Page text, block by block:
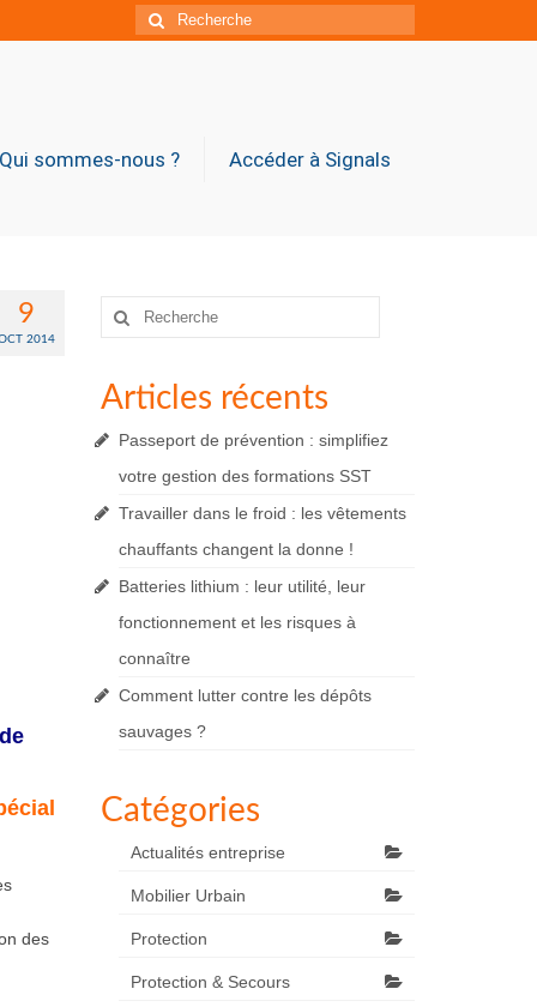
Rechercher
:
Qui sommes-nous ? Accéder à Signals
9
2014
des
Rechercher
Articles récents
Passeport de prévention : simplifiez
votre gestion des formations SST
Travailler dans le froid : les vêtements
chauffants changent la donne !
Batteries lithium : leur utilité, leur
fonctionnement et les risques à
connaître
Comment lutter contre les dépôts
sauvages ?
Catégories
Actualités entreprise
Mobilier Urbain
Protection
Protection & Secours